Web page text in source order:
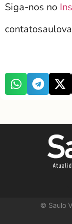
Siga-nos no
© Saulo